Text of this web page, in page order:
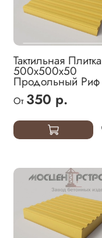
Тактильная Плитка
500х500х50
Продольный Риф
От 350 р.